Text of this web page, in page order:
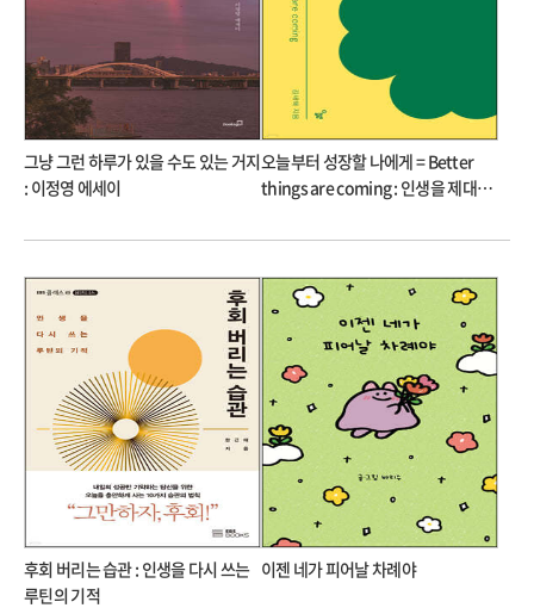
그냥 그런 하루가 있을 수도 있는 거지
: 이정영 에세이
오늘부터 성장할 나에게 = Better
things are coming : 인생을 제대로
후회 버리는 습관 : 인생을 다시 쓰는
루틴의 기적
이젠 네가 피어날 차례야